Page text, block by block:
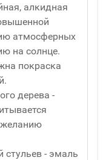
алкидная
атмосферных
на солнце.
покраска
дерева -
желанию
стульев - эмаль